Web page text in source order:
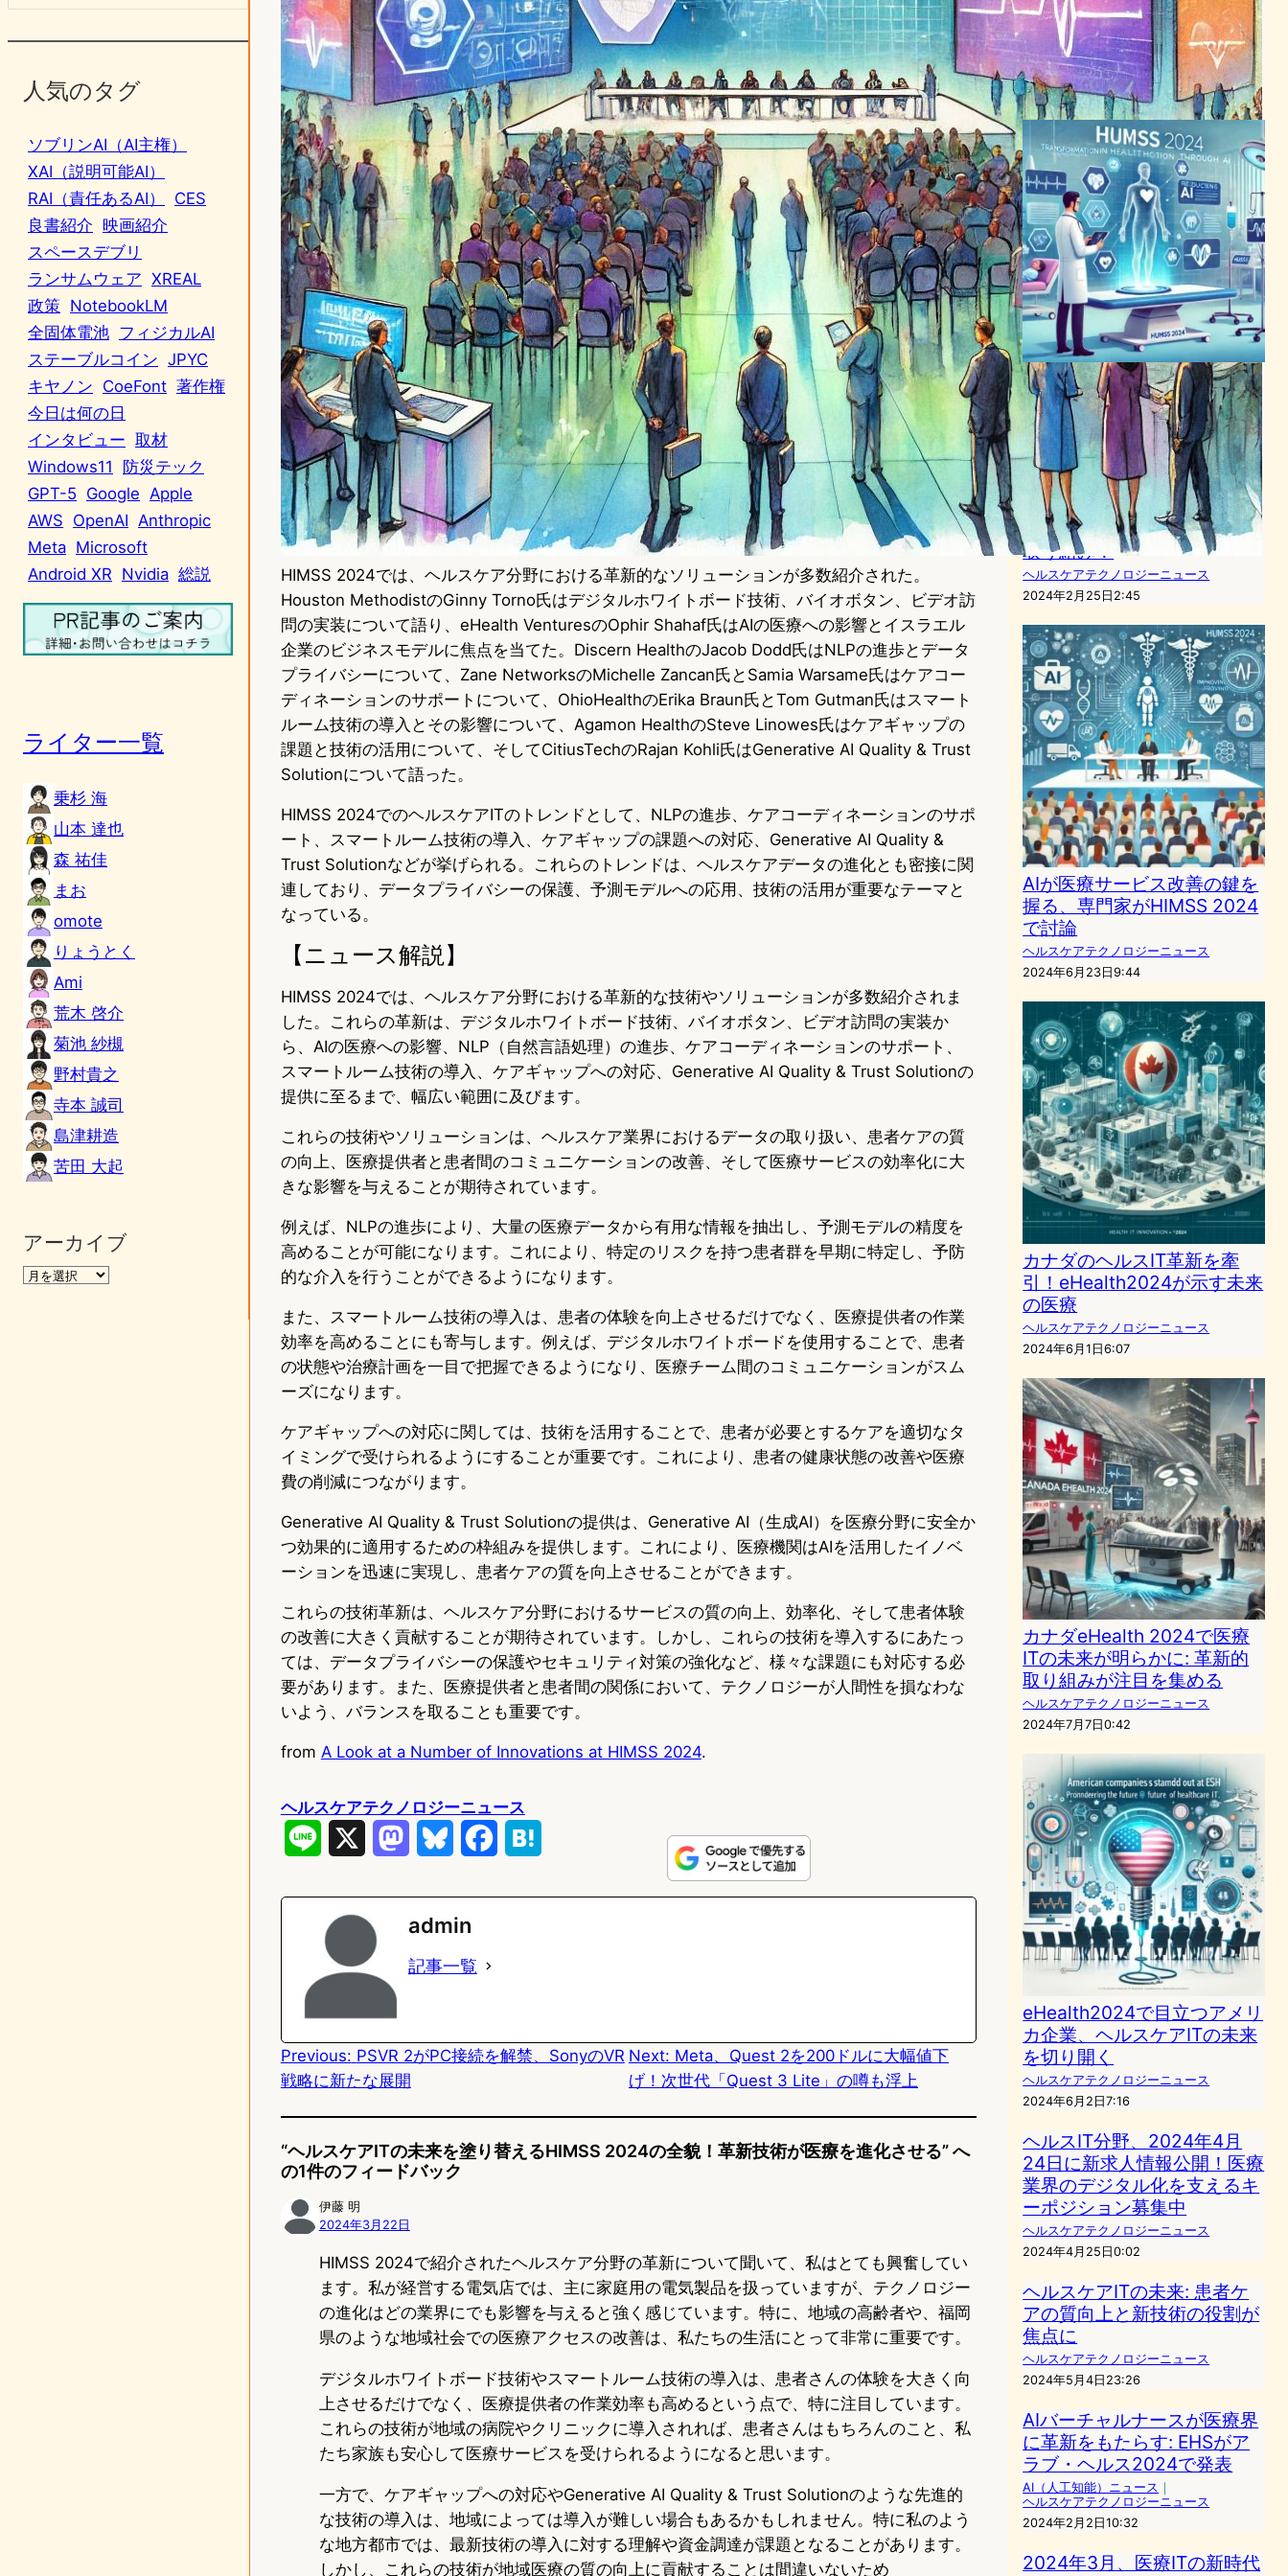
人気のタグ
ソブリンAI（AI主権）
XAI（説明可能AI）
RAI（責任あるAI）
CES
良書紹介 映画紹介
スペースデブリ
ランサムウェア XREAL
政策 NotebookLM
全固体電池 フィジカルAI
ステーブルコイン JPYC
キヤノン CoeFont 著作権
今日は何の日
インタビュー 取材
Windows11
防災テック
GPT-5 Google Apple
AWS OpenAI Anthropic
Meta Microsoft
Android XR Nvidia 総説
ライター一覧
乗杉 海
山本 達也
森 祐佳
まお
omote
りょうとく
Ami
荒木 啓介
菊池 紗槻
野村貴之
寺本 誠司
島津耕造
苦田 大起
アーカイブ
HIMSS 2024では、ヘルスケア分野における革新的なソリューションが多数紹介された。
Houston MethodistのGinny Torno氏はデジタルホワイトボード技術、バイオボタン、ビデオ訪
問の実装について語り、eHealth VenturesのOphir Shahaf氏はAIの医療への影響とイスラエル
企業のビジネスモデルに焦点を当てた。Discern HealthのJacob Dodd氏はNLPの進歩とデータ
プライバシーについて、Zane NetworksのMichelle Zancan氏とSamia Warsame氏はケアコー
ディネーションのサポートについて、OhioHealthのErika Braun氏とTom Gutman氏はスマート
ルーム技術の導入とその影響について、Agamon HealthのSteve Linowes氏はケアギャップの
課題と技術の活用について、そしてCitiusTechのRajan Kohli氏はGenerative AI Quality & Trust
Solutionについて語った。
HIMSS 2024でのヘルスケアITのトレンドとして、NLPの進歩、ケアコーディネーションのサポ
ート、スマートルーム技術の導入、ケアギャップの課題への対応、Generative AI Quality &
Trust Solutionなどが挙げられる。これらのトレンドは、ヘルスケアデータの進化とも密接に関
連しており、データプライバシーの保護、予測モデルへの応用、技術の活用が重要なテーマと
なっている。
【ニュース解説】
HIMSS 2024では、ヘルスケア分野における革新的な技術やソリューションが多数紹介されま
した。これらの革新は、デジタルホワイトボード技術、バイオボタン、ビデオ訪問の実装か
ら、AIの医療への影響、NLP（自然言語処理）の進歩、ケアコーディネーションのサポート、
スマートルーム技術の導入、ケアギャップへの対応、Generative AI Quality & Trust Solutionの
提供に至るまで、幅広い範囲に及びます。
これらの技術やソリューションは、ヘルスケア業界におけるデータの取り扱い、患者ケアの質
の向上、医療提供者と患者間のコミュニケーションの改善、そして医療サービスの効率化に大
きな影響を与えることが期待されています。
例えば、NLPの進歩により、大量の医療データから有用な情報を抽出し、予測モデルの精度を
高めることが可能になります。これにより、特定のリスクを持つ患者群を早期に特定し、予防
的な介入を行うことができるようになります。
また、スマートルーム技術の導入は、患者の体験を向上させるだけでなく、医療提供者の作業
効率を高めることにも寄与します。例えば、デジタルホワイトボードを使用することで、患者
の状態や治療計画を一目で把握できるようになり、医療チーム間のコミュニケーションがスム
ーズになります。
ケアギャップへの対応に関しては、技術を活用することで、患者が必要とするケアを適切なタ
イミングで受けられるようにすることが重要です。これにより、患者の健康状態の改善や医療
費の削減につながります。
Generative AI Quality & Trust Solutionの提供は、Generative AI（生成AI）を医療分野に安全か
つ効果的に適用するための枠組みを提供します。これにより、医療機関はAIを活用したイノベ
ーションを迅速に実現し、患者ケアの質を向上させることができます。
これらの技術革新は、ヘルスケア分野におけるサービスの質の向上、効率化、そして患者体験
の改善に大きく貢献することが期待されています。しかし、これらの技術を導入するにあたっ
ては、データプライバシーの保護やセキュリティ対策の強化など、様々な課題にも対応する必
要があります。また、医療提供者と患者間の関係において、テクノロジーが人間性を損なわな
いよう、バランスを取ることも重要です。
from A Look at a Number of Innovations at HIMSS 2024.
ヘルスケアテクノロジーニュース
e
o
n
y
o
admin
記事一覧
Previous: PSVR 2がPC接続を解禁、SonyのVR
戦略に新たな展開
Next: Meta、Quest 2を200ドルに大幅値下
げ！次世代「Quest 3 Lite」の噂も浮上
“ヘルスケアITの未来を塗り替えるHIMSS 2024の全貌！革新技術が医療を進化させる” へ
の1件のフィードバック
伊藤 明
2024年3月22日
HIMSS 2024で紹介されたヘルスケア分野の革新について聞いて、私はとても興奮してい
ます。私が経営する電気店では、主に家庭用の電気製品を扱っていますが、テクノロジー
の進化はどの業界にでも影響を与えると強く感じています。特に、地域の高齢者や、福岡
県のような地域社会での医療アクセスの改善は、私たちの生活にとって非常に重要です。
デジタルホワイトボード技術やスマートルーム技術の導入は、患者さんの体験を大きく向
上させるだけでなく、医療提供者の作業効率も高めるという点で、特に注目しています。
これらの技術が地域の病院やクリニックに導入されれば、患者さんはもちろんのこと、私
たち家族も安心して医療サービスを受けられるようになると思います。
一方で、ケアギャップへの対応やGenerative AI Quality & Trust Solutionのような先進的
な技術の導入は、地域によっては導入が難しい場合もあるかもしれません。特に私のよう
な地方都市では、最新技術の導入に対する理解や資金調達が課題となることがあります。
しかし、これらの技術が地域医療の質の向上に貢献することは間違いないため
HIMSS24で未来の医療モデ
ルが議論される
ヘルスケアテクノロジーニュース
2024年3月13日0:30
医師の負担軽減へAI活用、
HIMSS 2024で話題の技術が
医療現場を変革
ヘルスケアテクノロジーニュース
2024年3月17日0:58
ヘルスケアITの未来を塗り替
える、最新トレンドと革新的
取り組み！
ヘルスケアテクノロジーニュース
2024年2月25日2:45
AIが医療サービス改善の鍵を
握る、専門家がHIMSS 2024
で討論
ヘルスケアテクノロジーニュース
2024年6月23日9:44
カナダのヘルスIT革新を牽
引！eHealth2024が示す未来
の医療
ヘルスケアテクノロジーニュース
2024年6月1日6:07
カナダeHealth 2024で医療
ITの未来が明らかに: 革新的
取り組みが注目を集める
ヘルスケアテクノロジーニュース
2024年7月7日0:42
eHealth2024で目立つアメリ
カ企業、ヘルスケアITの未来
を切り開く
ヘルスケアテクノロジーニュース
2024年6月2日7:16
ヘルスIT分野、2024年4月
24日に新求人情報公開！医療
業界のデジタル化を支えるキ
ーポジション募集中
ヘルスケアテクノロジーニュース
2024年4月25日0:02
ヘルスケアITの未来: 患者ケ
アの質向上と新技術の役割が
焦点に
ヘルスケアテクノロジーニュース
2024年5月4日23:26
AIバーチャルナースが医療界
に革新をもたらす: EHSがア
ラブ・ヘルス2024で発表
AI（人工知能）ニュース ｜
ヘルスケアテクノロジーニュース
2024年2月2日10:32
2024年3月、医療ITの新時代